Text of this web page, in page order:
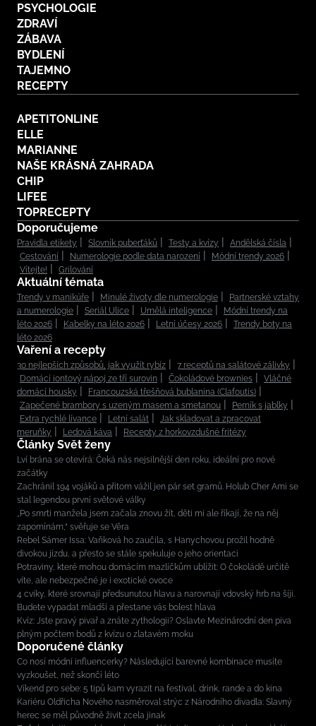
PSYCHOLOGIE
ZDRAVÍ
ZÁBAVA
BYDLENÍ
TAJEMNO
RECEPTY
APETITONLINE
ELLE
MARIANNE
NAŠE KRÁSNÁ ZAHRADA
CHIP
LIFEE
TOPRECEPTY
Doporučujeme
Pravidla etikety Slovník puberťáků Testy a kvízy
Andělská čísla
Cestování
Numerologie podle data narození
Módní trendy 2026
Vítejte!
Grilování
Aktuální témata
Trendy v manikúře Minulé životy dle numerologie
Partnerské vztahy
a numerologie
Seriál Ulice Umělá inteligence
Módní trendy na
léto 2026
Kabelky na léto 2026 Letní účesy 2026
Trendy boty na
léto 2026
Vaření a recepty
30 nejlepších způsobů, jak využít rybíz
7 receptů na salátové zálivky
Domácí iontový nápoj ze tří surovin
Čokoládové brownies
Vláčné
domácí housky
Francouzská třešňová bublanina (Clafoutis)
Zapečené brambory s uzeným masem a smetanou
Perník s jablky
Extra rychlé lívance
Letní salát
Jak skladovat a zpracovat
meruňky
Ledová káva Recepty z horkovzdušné fritézy
Články Svět ženy
Lví brána se otevírá: Čeká nás nejsilnější den roku, ideální pro nové
začátky
Zachránil 194 vojáků a přitom vážil jen pár set gramů. Holub Cher Ami se
stal legendou první světové války
„Po smrti manžela jsem začala znovu žít, děti mi ale říkají, že na něj
zapomínám,“ svěřuje se Věra
Rebel Sámer Issa: Vaňková ho zaučila, s Hanychovou prožil hodně
divokou jízdu, a přesto se stále spekuluje o jeho orientaci
Potraviny, které mohou domácím mazlíčkům ublížit: O čokoládě určitě
víte, ale nebezpečné je i exotické ovoce
4 cviky, které srovnají předsunutou hlavu a narovnají vdovský hrb na šíji.
Budete vypadat mladší a přestane vás bolest hlava
Kvíz: Jste pravý pivař a znáte zythologii? Oslavte Mezinárodní den piva
plným počtem bodů z kvízu o zlatavém moku
Doporučené články
Co nosí módní influencerky? Následující barevné kombinace musíte
vyzkoušet, než skončí léto
Víkend pro sebe: 5 tipů kam vyrazit na festival, drink, rande a do kina
Kariéru Oldřicha Nového nasměroval strýc z Národního divadla: Slavný
herec se měl původně živit zcela jinak